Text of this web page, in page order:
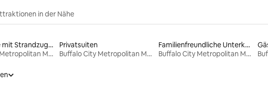
in der Nähe
Unterkünfte mit Strandzugang
Buffalo City Metropolitan Municipality
Privatsuiten
Buffalo City Metropolitan Municipality
Familienfreundliche Unterkünfte
Buffalo City Metropolitan Municipality